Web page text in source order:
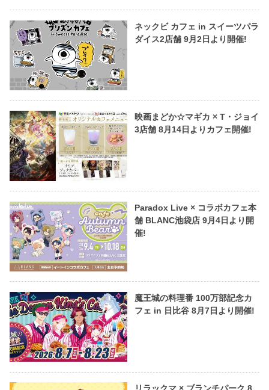
ネックビ カフェ in スイーツパラ
ダイス2店舗 9月2日より開催!
映画まどか☆マギカ × T・ジョイ
3店舗 8月14日よりカフェ開催!
Paradox Live × コラボカフェ本
舗 BLANC池袋店 9月4日より開
催!
魔王城の料理番 100万部記念カ
フェ in 日比谷 8月7日より開催!